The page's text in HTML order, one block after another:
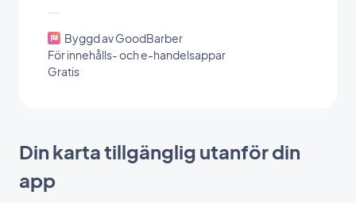
Byggd av GoodBarber
För innehålls- och e-handelsappar
Gratis
Din karta tillgänglig utanför din
app